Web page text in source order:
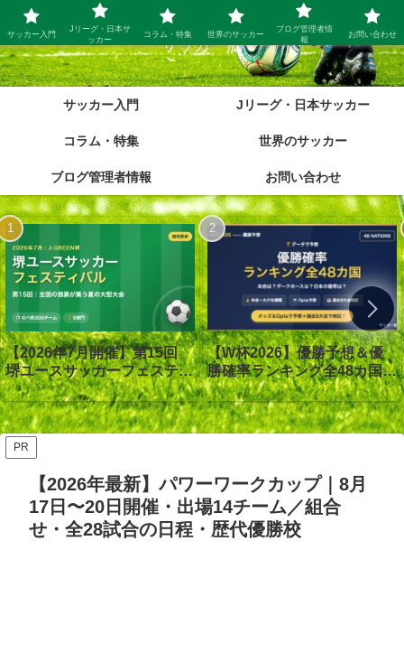
サッカー脳
サッカー入門 Jリーグ・日本サッカー
コラム・特集 世界のサッカー
ブログ管理者情報 お問い合わせ
【2026年7月開催】第15回
堺ユースサッカーフェスティ
バル in J-GREEN堺｜大会概
要・日程・参加カテゴリ【随
時更新】
【W杯2026】優勝予想＆優
勝確率ランキング全48カ国｜
優勝は1番人気スペイン｜オ
ッズ答え合わせ【Opta検
証】
PR
【2026年最新】パワーワークカップ｜8月
17日〜20日開催・出場14チーム／組合
せ・全28試合の日程・歴代優勝校
サッカー入門
Jリーグ・日本サ
ッカー
コラム・特集 世界のサッカー
ブログ管理者情
報
お問い合わせ